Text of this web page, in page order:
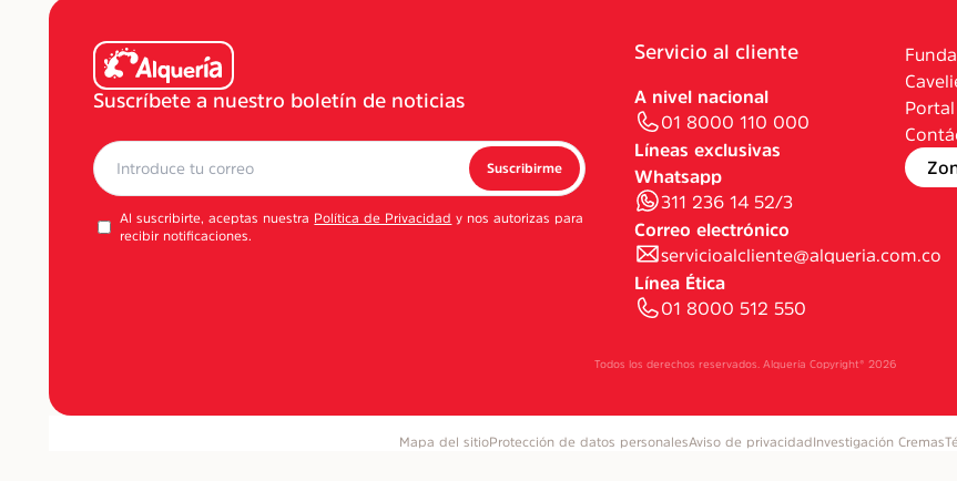
Suscríbete a nuestro boletín de noticias
Suscribirme
Al suscribirte, aceptas nuestra Política de Privacidad y nos autorizas para
recibir notificaciones.
Servicio al cliente
A nivel nacional
01 8000 110 000
Líneas exclusivas
Whatsapp
311 236 14 52/3
Correo electrónico
servicioalcliente@alqueria.com.co
Línea Ética
01 8000 512 550
Todos los derechos reservados. Alquería Copyright® 2026
Mapa del sitioProtección de datos personalesAviso de privacidadInvestigación Cremas